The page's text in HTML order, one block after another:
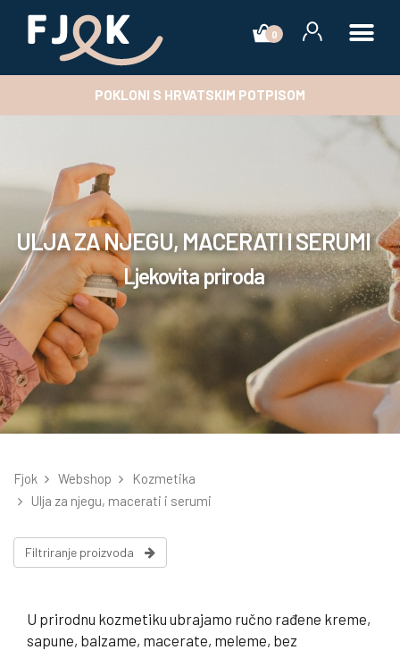
0
POKLONI S HRVATSKIM POTPISOM
ULJA ZA NJEGU, MACERATI I SERUMI
Ljekovita priroda
Fjok Webshop
Kozmetika
Ulja za njegu, macerati i serumi
Filtriranje proizvoda
U prirodnu kozmetiku ubrajamo ručno rađene kreme,
sapune, balzame, macerate, meleme, bez